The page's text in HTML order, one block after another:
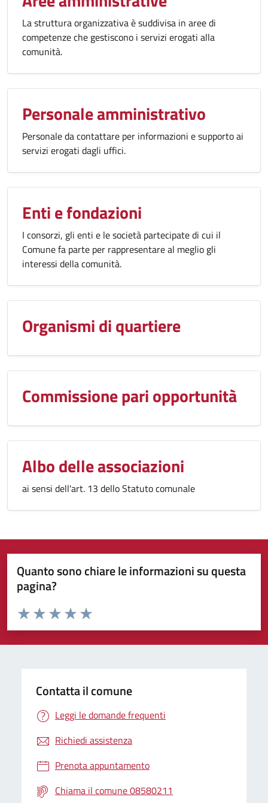
La struttura organizzativa è suddivisa in aree di
competenze che gestiscono i servizi erogati alla
comunità.
Personale amministrativo
Personale da contattare per informazioni e supporto ai
servizi erogati dagli uffici.
Enti e fondazioni
I consorzi, gli enti e le società partecipate di cui il
Comune fa parte per rappresentare al meglio gli
interessi della comunità.
Organismi di quartiere
Commissione pari opportunità
Albo delle associazioni
ai sensi dell'art. 13 dello Statuto comunale
Quanto sono chiare le informazioni su questa
pagina?
Valuta da 1 a 5 stelle la pagina
Valuta 5 stelle su 5
Valuta 4 stelle su 5
Valuta 3 stelle su 5
Valuta 2 stelle su 5
Valuta 1 stelle su 5
Contatta il comune
Leggi le domande frequenti
Richiedi assistenza
Prenota appuntamento
Chiama il comune 08580211